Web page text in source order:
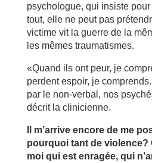
psychologue, qui insiste
tout, elle ne peut pas
victime vit la guerre de la
les mêmes traumatismes.
«Quand ils ont peur, je
perdent espoir, je
par le non-verbal, nos
décrit la clinicienne.
Il m’arrive encore de me
pourquoi tant de violence?
moi qui est enragée, qui